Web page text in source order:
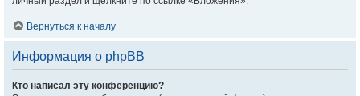
Вернуться к началу
Информация о phpBB
Кто написал эту конференцию?